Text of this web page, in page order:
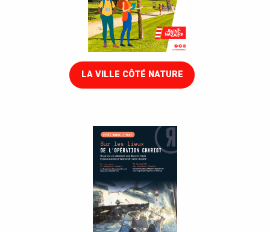
LA VILLE CÔTÉ NATURE